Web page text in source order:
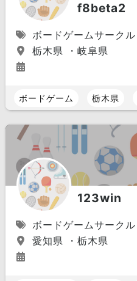
f8beta2
ボードゲームサークル
栃木県 ・岐阜県
ボードゲーム 栃木県
123win
ボードゲームサークル
愛知県 ・栃木県